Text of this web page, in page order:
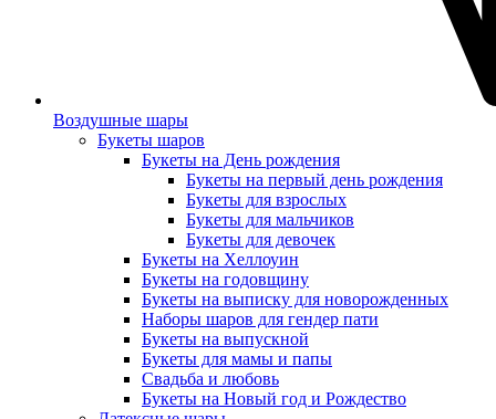
Воздушные шары
Букеты шаров
Букеты на День рождения
Букеты на первый день рождения
Букеты для взрослых
Букеты для мальчиков
Букеты для девочек
Букеты на Хеллоуин
Букеты на годовщину
Букеты на выписку для новорожденных
Наборы шаров для гендер пати
Букеты на выпускной
Букеты для мамы и папы
Свадьба и любовь
Букеты на Новый год и Рождество